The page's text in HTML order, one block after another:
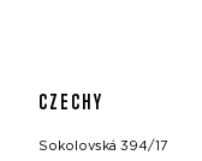
CZECHY
Sokolovská 394/17